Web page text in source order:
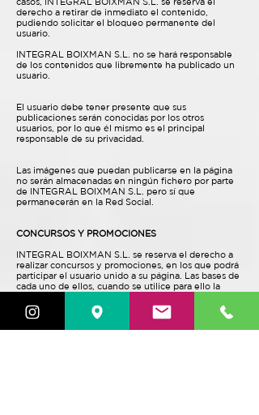
derecho a retirar de inmediato el contenido,
pudiendo solicitar el bloqueo permanente del
usuario.
INTEGRAL BOIXMAN S.L. no se hará responsable
de los contenidos que libremente ha publicado un
usuario.
El usuario debe tener presente que sus
publicaciones serán conocidas por los otros
usuarios, por lo que él mismo es el principal
responsable de su privacidad.
Las imágenes que puedan publicarse en la página
no serán almacenadas en ningún fichero por parte
de INTEGRAL BOIXMAN S.L. pero sí que
permanecerán en la Red Social.
CONCURSOS Y PROMOCIONES
INTEGRAL BOIXMAN S.L. se reserva el derecho a
realizar concursos y promociones, en los que podrá
participar el usuario unido a su página. Las bases de
cada uno de ellos, cuando se utilice para ello la
misma. Cumpliendo siempre con la LSSI-CE y con
cualquier otra norma que le sea de aplicación.